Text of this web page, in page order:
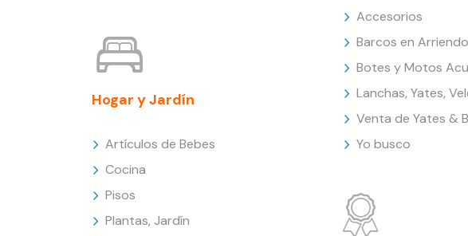
Hogar y Jardín
Artículos de Bebes
Cocina
Pisos
Plantas, Jardín
Accesorios
Barcos en Arriendo
Botes y Motos
Lanchas, Yates,
Venta de Yates &
Yo busco